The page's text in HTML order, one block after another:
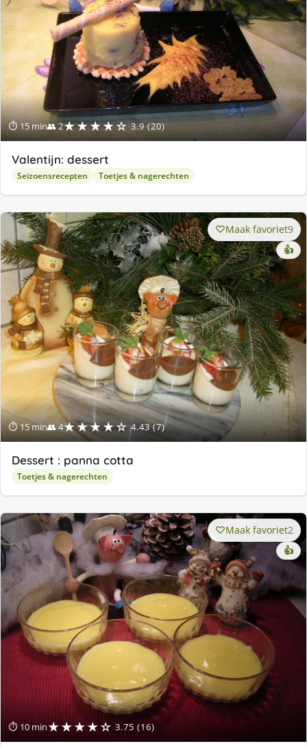
⏱ 15 min👥 2★★★★☆ 3.9 (20)
Valentijn: dessert
Seizoensrecepten Toetjes & nagerechten
⏱ 15 min👥 4★★★★☆ 4.43 (7)
Maak favoriet9
👍
Dessert : panna cotta
Toetjes & nagerechten
⏱ 10 min★★★★☆ 3.75 (16)
Maak favoriet2
👍